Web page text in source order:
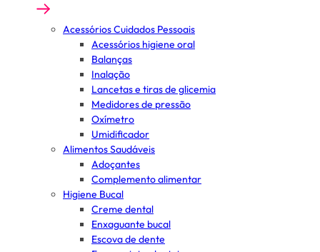
Acessórios Cuidados Pessoais
Acessórios higiene oral
Balanças
Inalação
Lancetas e tiras de glicemia
Medidores de pressão
Oxímetro
Umidificador
Alimentos Saudáveis
Adoçantes
Complemento alimentar
Higiene Bucal
Creme dental
Enxaguante bucal
Escova de dente